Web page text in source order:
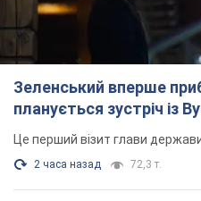
Зеленський вперше
планується зустріч із
Це перший візит глави
2 часа назад 72,3 т.